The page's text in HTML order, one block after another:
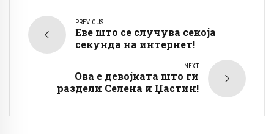
PREVIOUS
Еве што се случува секоја
секунда на интернет!
NEXT
Ова е девојката што ги
раздели Селена и Џастин!